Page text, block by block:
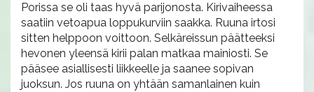
Porissa se oli taas hyvä parijonosta. Kirivaiheessa
saatiin vetoapua loppukurviin saakka. Ruuna irtosi
sitten helppoon voittoon. Selkäreissun päätteeksi
hevonen yleensä kirii palan matkaa mainiosti. Se
pääsee asiallisesti liikkeelle ja saanee sopivan
juoksun. Jos ruuna on yhtään samanlainen kuin